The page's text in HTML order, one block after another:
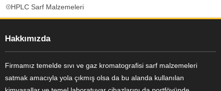
HPLC Sarf Malzemeleri
Hakkımızda
Firmamız temelde sıvı ve gaz kromatografisi sarf malzemeleri
satmak amacıyla yola çıkmış olsa da bu alanda kullanılan